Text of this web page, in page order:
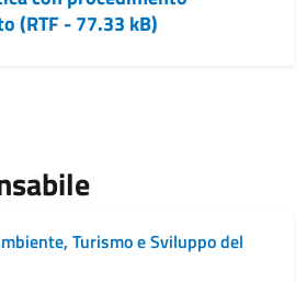
(RTF - 77.33 kB)
Turismo e Sviluppo del